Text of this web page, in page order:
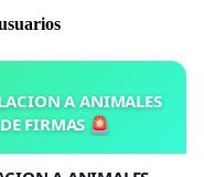
usuarios de la
: del 1 de junio al 30 de
exponemos
de costa de
A ANIMALES
FIRMAS 🚨